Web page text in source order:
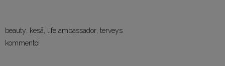
beauty kesä life ambassador terveys
kommentoi